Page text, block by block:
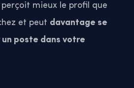
mieux le profil que
et peut davantage se
poste dans votre